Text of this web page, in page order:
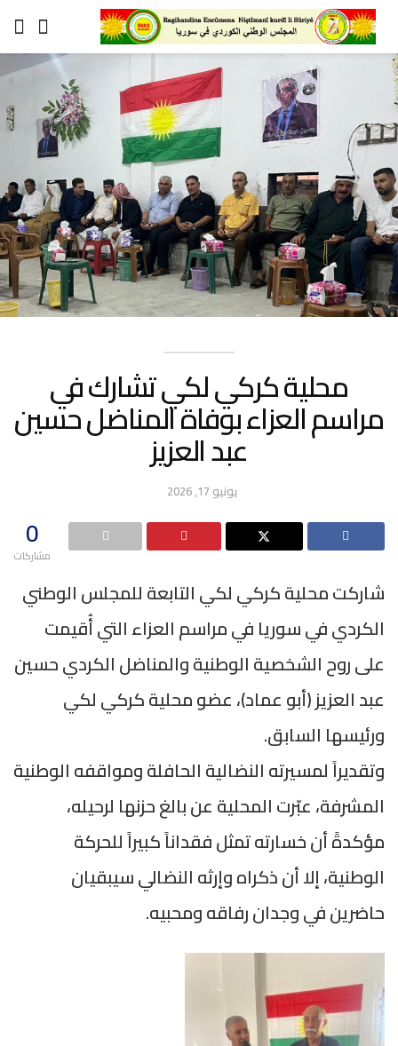
محلية كركي لكي تشارك في
مراسم العزاء بوفاة المناضل حسين
عبد العزيز
يونيو 17, 2026
0
مشاركات
شاركت محلية كركي لكي التابعة للمجلس الوطني
الكردي في سوريا في مراسم العزاء التي أُقيمت
على روح الشخصية الوطنية والمناضل الكردي حسين
عبد العزيز (أبو عماد)، عضو محلية كركي لكي
ورئيسها السابق.
وتقديراً لمسيرته النضالية الحافلة ومواقفه الوطنية
المشرفة، عبّرت المحلية عن بالغ حزنها لرحيله،
مؤكدةً أن خسارته تمثل فقداناً كبيراً للحركة
الوطنية، إلا أن ذكراه وإرثه النضالي سيبقيان
حاضرين في وجدان رفاقه ومحبيه.